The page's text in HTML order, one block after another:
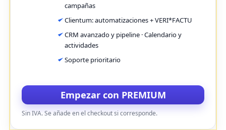
campañas
Clientum: automatizaciones + VERI*FACTU
CRM avanzado y pipeline · Calendario y
actividades
Soporte prioritario
Empezar con PREMIUM
Sin IVA. Se añade en el checkout si corresponde.